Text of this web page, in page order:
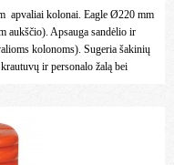
apvaliai kolonai. Eagle Ø220 mm
aukščio). Apsauga sandėlio ir
kolonoms). Sugeria šakinių
ir personalo žalą bei